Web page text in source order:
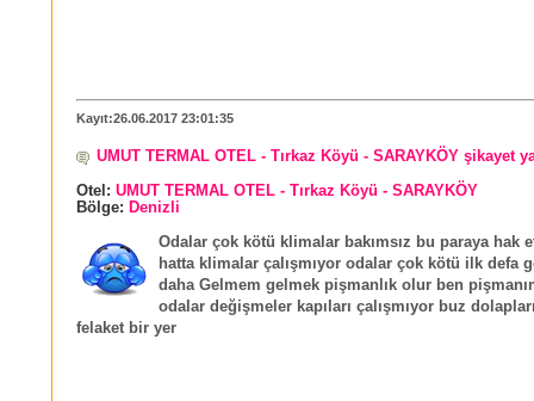
Kayıt:26.06.2017 23:01:35
UMUT TERMAL OTEL - Tırkaz Köyü - SARAYKÖY şikayet
Otel: UMUT TERMAL OTEL - Tırkaz Köyü - SARAYKÖY
Bölge: Denizli
Odalar çok kötü klimalar bakımsız bu paraya hak
hatta klimalar çalışmıyor odalar çok kötü ilk defa
daha Gelmem gelmek pişmanlık olur ben
odalar değişmeler kapıları çalışmıyor buz
felaket bir yer